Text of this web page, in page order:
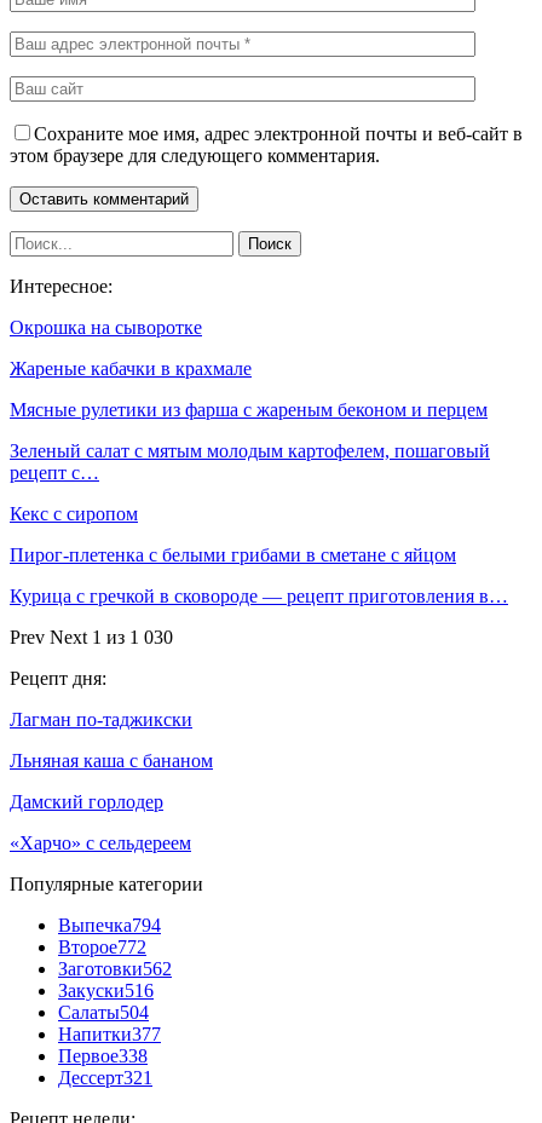
Сохраните мое имя, адрес электронной почты и веб-сайт в
этом браузере для следующего комментария.
Интересное:
Окрошка на сыворотке
Жареные кабачки в крахмале
Мясные рулетики из фарша с жареным беконом и перцем
Зеленый салат с мятым молодым картофелем, пошаговый
рецепт с…
Кекс с сиропом
Пирог-плетенка с белыми грибами в сметане с яйцом
Курица с гречкой в сковороде — рецепт приготовления в…
Prev Next 1 из 1 030
Рецепт дня:
Лагман по-таджикски
Льняная каша с бананом
Дамский горлодер
«Харчо» с сельдереем
Популярные категории
Выпечка794
Второе772
Заготовки562
Закуски516
Салаты504
Напитки377
Первое338
Дессерт321
Рецепт недели: